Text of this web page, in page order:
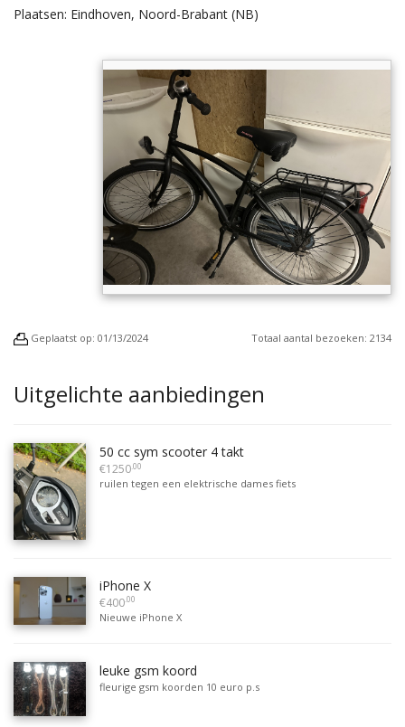
Plaatsen: Eindhoven, Noord-Brabant (NB)
Totaal aantal bezoeken: 2134
Geplaatst op: 01/13/2024
Uitgelichte aanbiedingen
50 cc sym scooter 4 takt
€1250.00
ruilen tegen een elektrische dames fiets
iPhone X
€400.00
Nieuwe iPhone X
leuke gsm koord
fleurige gsm koorden 10 euro p.s